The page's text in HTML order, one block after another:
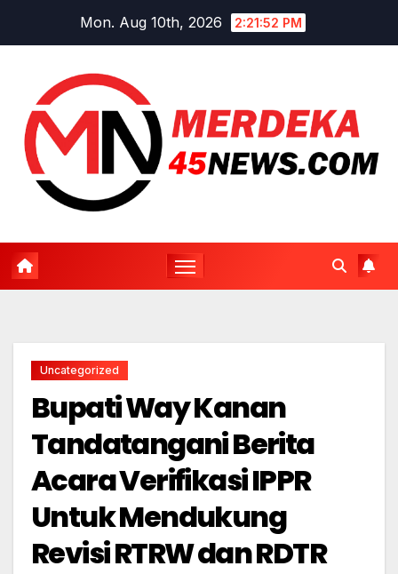
Mon. Aug 10th, 2026 2:21:53 PM
Uncategorized
Bupati Way Kanan
Tandatangani Berita
Acara Verifikasi IPPR
Untuk Mendukung
Revisi RTRW dan RDTR